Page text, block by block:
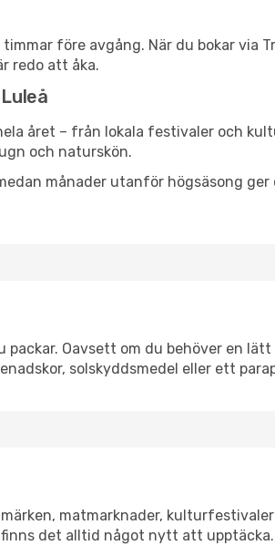
före avgång. När du bokar via
redo att åka.
året – från lokala festivaler och
och naturskön.
månader utanför högsäsong
packar. Oavsett om du behöver en
solskyddsmedel eller ett
matmarknader,
det alltid något nytt att upptäcka.